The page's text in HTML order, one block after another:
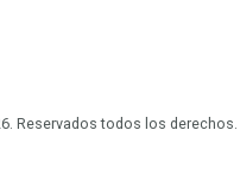
Reservados todos los derechos.